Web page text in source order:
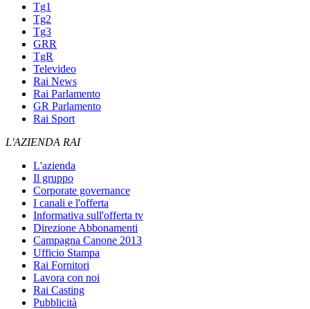
Tg1
Tg2
Tg3
GRR
TgR
Televideo
Rai News
Rai Parlamento
GR Parlamento
Rai Sport
L'AZIENDA RAI
L'azienda
Il gruppo
Corporate governance
I canali e l'offerta
Informativa sull'offerta tv
Direzione Abbonamenti
Campagna Canone 2013
Ufficio Stampa
Rai Fornitori
Lavora con noi
Rai Casting
Pubblicità